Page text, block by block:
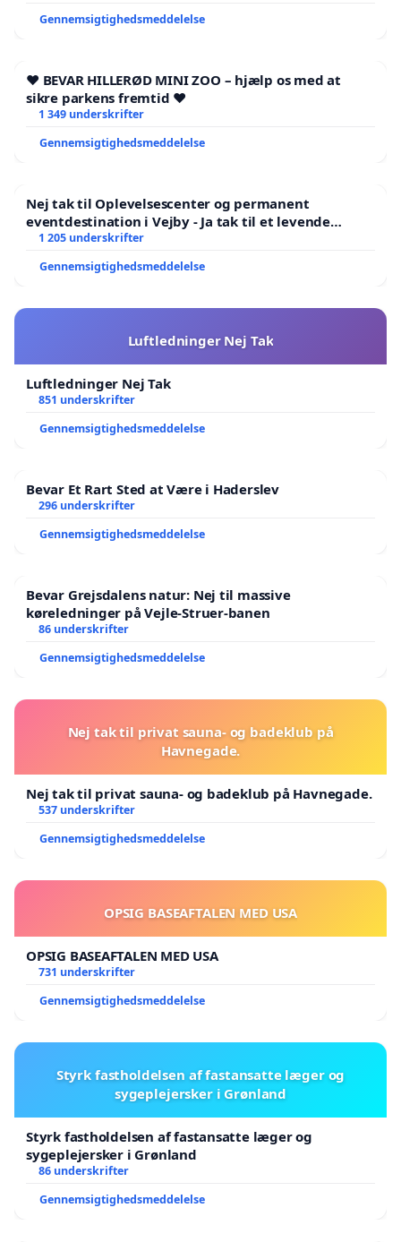
Gennemsigtighedsmeddelelse
❤️ BEVAR HILLERØD MINI ZOO – hjælp os med at
sikre parkens fremtid ❤️
1 349 underskrifter
Gennemsigtighedsmeddelelse
Nej tak til Oplevelsescenter og permanent
eventdestination i Vejby - Ja tak til et levende
lokalområde i balance
1 205 underskrifter
Gennemsigtighedsmeddelelse
Luftledninger Nej Tak
Luftledninger Nej Tak
851 underskrifter
Gennemsigtighedsmeddelelse
Bevar Et Rart Sted at Være i Haderslev
296 underskrifter
Gennemsigtighedsmeddelelse
Bevar Grejsdalens natur: Nej til massive
køreledninger på Vejle-Struer-banen
86 underskrifter
Gennemsigtighedsmeddelelse
Nej tak til privat sauna- og badeklub på
Havnegade.
Nej tak til privat sauna- og badeklub på Havnegade.
537 underskrifter
Gennemsigtighedsmeddelelse
OPSIG BASEAFTALEN MED USA
OPSIG BASEAFTALEN MED USA
731 underskrifter
Gennemsigtighedsmeddelelse
Styrk fastholdelsen af fastansatte læger og
sygeplejersker i Grønland
Styrk fastholdelsen af fastansatte læger og
sygeplejersker i Grønland
86 underskrifter
Gennemsigtighedsmeddelelse